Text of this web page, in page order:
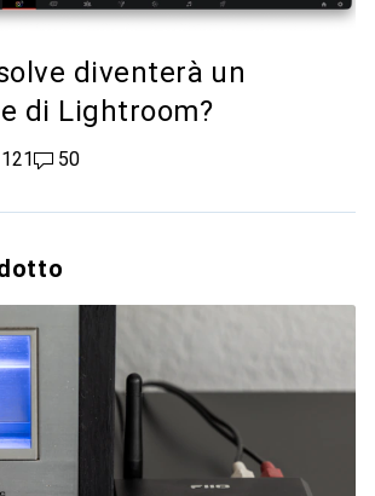
diventerà un
di Lightroom?
like
12150 commenti
50